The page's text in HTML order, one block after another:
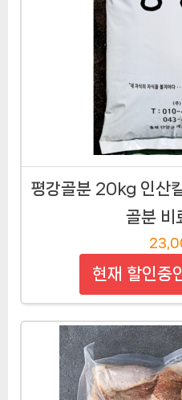
평강골분 20kg 인산
골분 비
현재 할인중